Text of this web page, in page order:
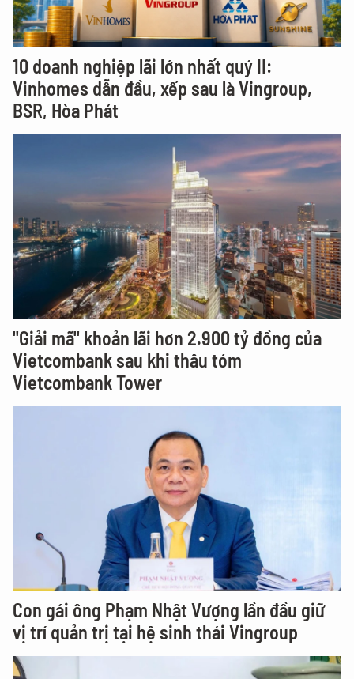
10 doanh nghiệp lãi lớn nhất quý II:
Vinhomes dẫn đầu, xếp sau là Vingroup,
BSR, Hòa Phát
"Giải mã" khoản lãi hơn 2.900 tỷ đồng của
Vietcombank sau khi thâu tóm
Vietcombank Tower
Con gái ông Phạm Nhật Vượng lần đầu giữ
vị trí quản trị tại hệ sinh thái Vingroup